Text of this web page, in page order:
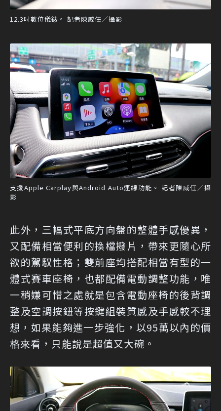
12.3吋數位儀錶。 記者陳威任／攝影
支援Apple Carplay與Android Auto連線功能。 記者陳威任／攝
影
此外，三幅式平底方向盤的整體手感優異，
又配備相當便利的換檔撥片，帶來更隨心所
欲的駕馭性格；雙前座均搭配相當有型的一
體式賽車座椅，也都配備電動調整功能，唯
一稍嫌可惜之處就是包含電動座椅的後背調
整及空調按鈕等按鍵組裝質感及手感較不理
想，如果能夠進一步強化，以95萬以內的價
格來看，只能說是超值又大碗。